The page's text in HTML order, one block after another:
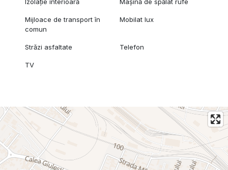
Mijloace de transport în
comun
Mobilat lux
Străzi asfaltate Telefon
TV